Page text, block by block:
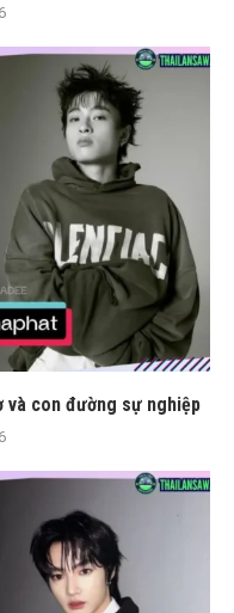
và con đường sự nghiệp